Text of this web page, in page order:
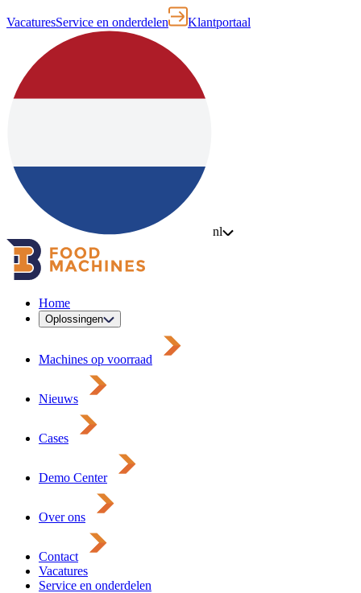
VacaturesService en onderdelen Klantportaal
nl
Home
Oplossingen
Machines op voorraad
Nieuws
Cases
Demo Center
Over ons
Contact
Vacatures
Service en onderdelen